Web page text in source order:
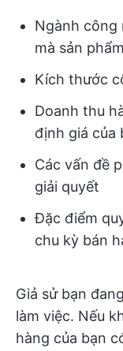
Ngành công
mà sản
Kích thước
Doanh thu
định giá của
Các vấn đề
giải quyết
Đặc điểm
chu kỳ bán
Giả sử bạn
làm việc. Nếu
hàng của bạn